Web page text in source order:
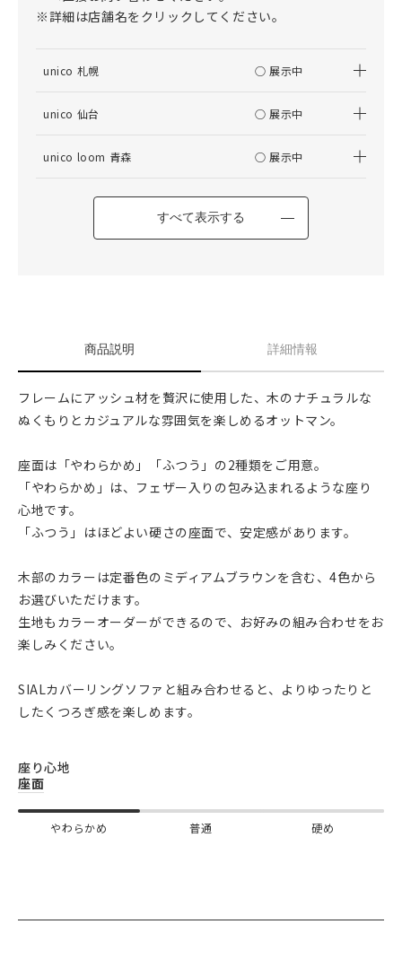
商品説明 詳細情報
フレームにアッシュ材を贅沢に使用した、木のナチュラルな
ぬくもりとカジュアルな雰囲気を楽しめるオットマン。
座面は「やわらかめ」「ふつう」の2種類をご用意。
「やわらかめ」は、フェザー入りの包み込まれるような座り
心地です。
「ふつう」はほどよい硬さの座面で、安定感があります。
木部のカラーは定番色のミディアムブラウンを含む、4色から
お選びいただけます。
生地もカラーオーダーができるので、お好みの組み合わせをお
楽しみください。
SIALカバーリングソファと組み合わせると、よりゆったりと
したくつろぎ感を楽しめます。
座り心地
座面
やわらかめ 普通 硬め
※詳細は店舗名をクリックしてください。
unico 札幌 ○ 展示中
unico 仙台 ○ 展示中
unico loom 青森 ○ 展示中
すべて表示する